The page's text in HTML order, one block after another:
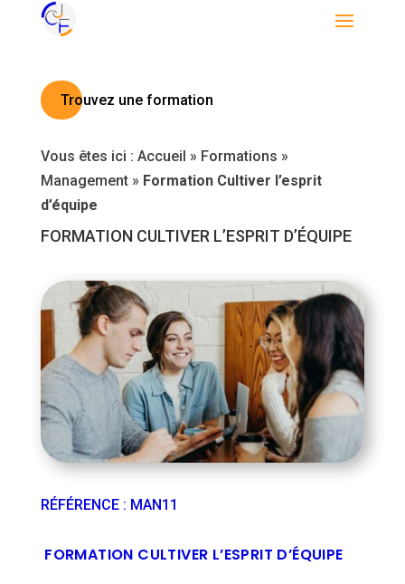
Trouvez une formation
Vous êtes ici : Accueil » Formations »
Management» Formation Cultiver l’esprit
d’équipe
FORMATION CULTIVER L’ESPRIT D’ÉQUIPE
RÉFÉRENCE: MAN11
FORMATION CULTIVER L’ESPRIT D’ÉQUIPE